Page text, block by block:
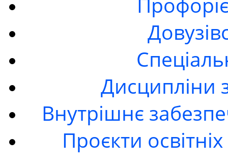
Дисципліни
Внутрішнє
Проєкти